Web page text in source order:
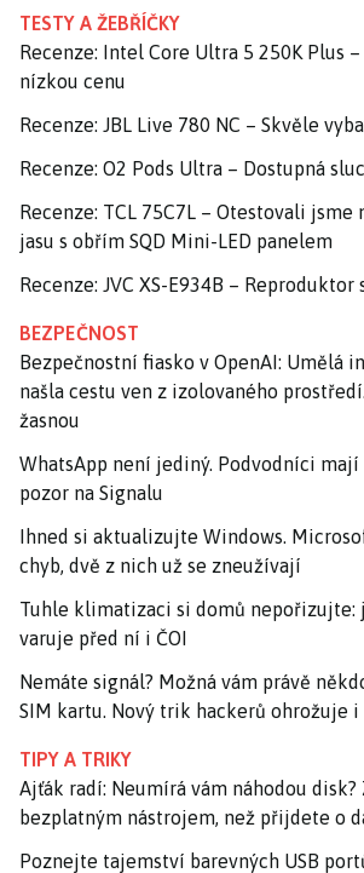
TESTY A ŽEBŘÍČKY
Recenze: Intel Core Ultra 5 250K Plus
nízkou cenu
Recenze: JBL Live 780 NC – Skvěle
Recenze: O2 Pods Ultra – Dostupná
Recenze: TCL 75C7L – Otestovali jsme
jasu s obřím SQD Mini-LED panelem
Recenze: JVC XS-E934B – Reproduktor
BEZPEČNOST
Bezpečnostní fiasko v OpenAI: Umělá
našla cestu ven z izolovaného
žasnou
WhatsApp není jediný. Podvodníci
pozor na Signalu
Ihned si aktualizujte Windows.
chyb, dvě z nich už se zneužívají
Tuhle klimatizaci si domů nepořizujte:
varuje před ní i ČOI
Nemáte signál? Možná vám právě
SIM kartu. Nový trik hackerů ohrožuje i
TIPY A TRIKY
Ajťák radí: Neumírá vám náhodou
bezplatným nástrojem, než přijdete o
Poznejte tajemství barevných USB